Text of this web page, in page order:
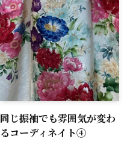
同じ振袖でも雰囲気が変わ
るコーディネイト④